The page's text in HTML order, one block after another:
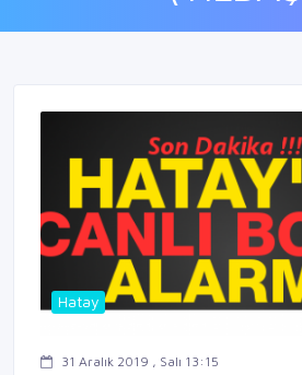
Hatay
31 Aralık 2019 , Salı 13:15